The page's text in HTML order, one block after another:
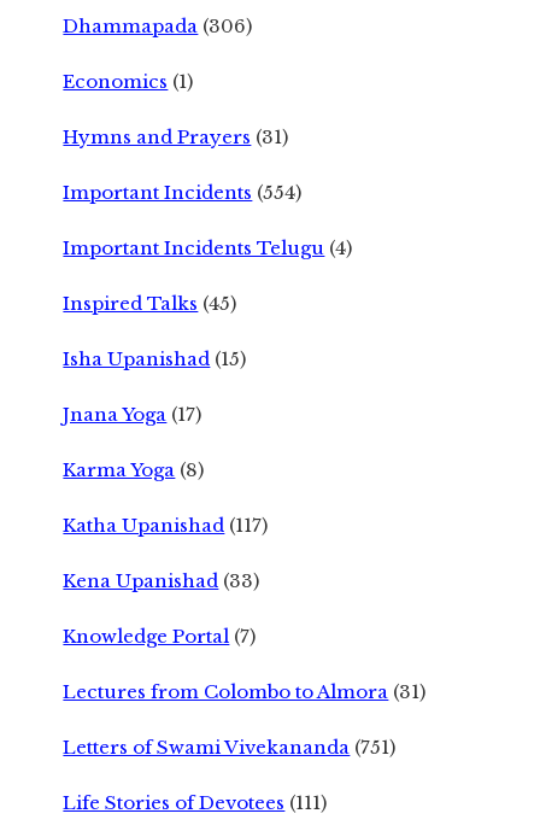
Dhammapada (306)
Economics (1)
Hymns and Prayers (31)
Important Incidents (554)
Important Incidents Telugu (4)
Inspired Talks (45)
Isha Upanishad (15)
Jnana Yoga (17)
Karma Yoga (8)
Katha Upanishad (117)
Kena Upanishad (33)
Knowledge Portal (7)
Lectures from Colombo to Almora (31)
Letters of Swami Vivekananda (751)
Life Stories of Devotees (111)